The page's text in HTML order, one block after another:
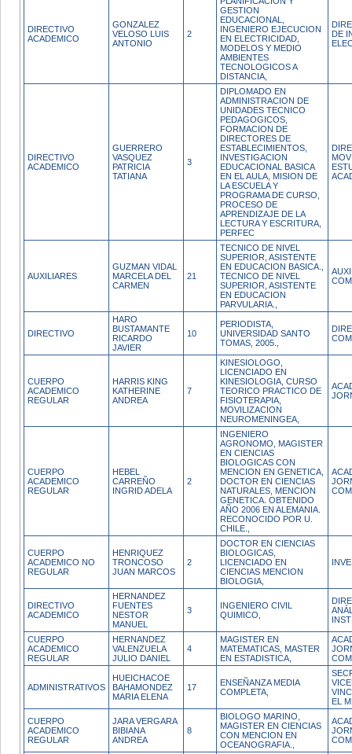
DIRECTIVO
ACADEMICO
GONZALEZ
VELOSO LUIS
ANTONIO
2
GESTION
EDUCACIONAL,
INGENIERO EJECUCION
EN ELECTRICIDAD,
MODELOS Y MEDIO
AMBIENTES
TECNOLOGICOS A
DISTANCIA,
DE
DIRECTIVO
ACADEMICO
GUERRERO
VASQUEZ
PATRICIA
TATIANA
3
DIPLOMADO EN
ADMINISTRACION DE
UNIDADES TECNICO
PEDAGOGICOS,
FORMACION DE
DIRECTORES DE
ESTABLECIMIENTOS,
INVESTIGACION
EDUCACIONAL BASICA
EN EL AULA, MISION DE
LA ESCUELA Y
PROGRAMA DE CURSO,
PROCESO DE
APRENDIZAJE DE LA
LECTURA Y ESCRITURA,
PERFEC
AUXILIARES
GUZMAN VIDAL
MARCELA DEL
CARMEN
21
TECNICO DE NIVEL
SUPERIOR, ASISTENTE
EN EDUCACION BASICA.,
TECNICO DE NIVEL
SUPERIOR, ASISTENTE
EN EDUCACION
PARVULARIA.,
DIRECTIVO
HARO
BUSTAMANTE
RICARDO
JAVIER
10
PERIODISTA,
UNIVERSIDAD SANTO
TOMAS, 2005.,
CUERPO
ACADEMICO
REGULAR
HARRIS KING
KATHERINE
ANDREA
7
KINESIOLOGO,
LICENCIADO EN
KINESIOLOGIA, CURSO
TEORICO PRACTICO DE
FISIOTERAPIA,
MOVILIZACION
NEUROMENINGEA,
CUERPO
ACADEMICO
REGULAR
HEBEL
CARREÑO
INGRID ADELA
2
INGENIERO
AGRONOMO, MAGISTER
EN CIENCIAS
BIOLOGICAS CON
MENCION EN GENETICA,
DOCTOR EN CIENCIAS
NATURALES, MENCION
GENETICA. OBTENIDO
AÑO 2006 EN ALEMANIA.
RECONOCIDO POR U.
CHILE.,
CUERPO
ACADEMICO NO
REGULAR
HENRIQUEZ
TRONCOSO
JUAN MARCOS
2
DOCTOR EN CIENCIAS
BIOLOGICAS,
LICENCIADO EN
CIENCIAS MENCION
BIOLOGIA,
DIRECTIVO
ACADEMICO
HERNANDEZ
FUENTES
NESTOR
MANUEL
3
INGENIERO CIVIL
QUIMICO,
CUERPO
ACADEMICO
REGULAR
HERNANDEZ
VALENZUELA
JULIO DANIEL
4
MAGISTER EN
MATEMATICAS, MASTER
EN ESTADISTICA,
ADMINISTRATIVOS
HUEICHACOE
BAHAMONDEZ
MARIA ELENA
17
ENSEÑANZA MEDIA
COMPLETA,
EL
CUERPO
ACADEMICO
REGULAR
JARA VERGARA
BIBIANA
ANDREA
8
BIOLOGO MARINO,
MAGISTER EN CIENCIAS
CON MENCION EN
OCEANOGRAFIA.,